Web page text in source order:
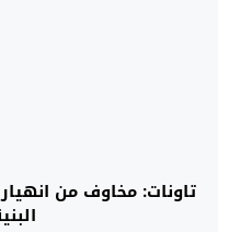
تاونات: مخاوف من